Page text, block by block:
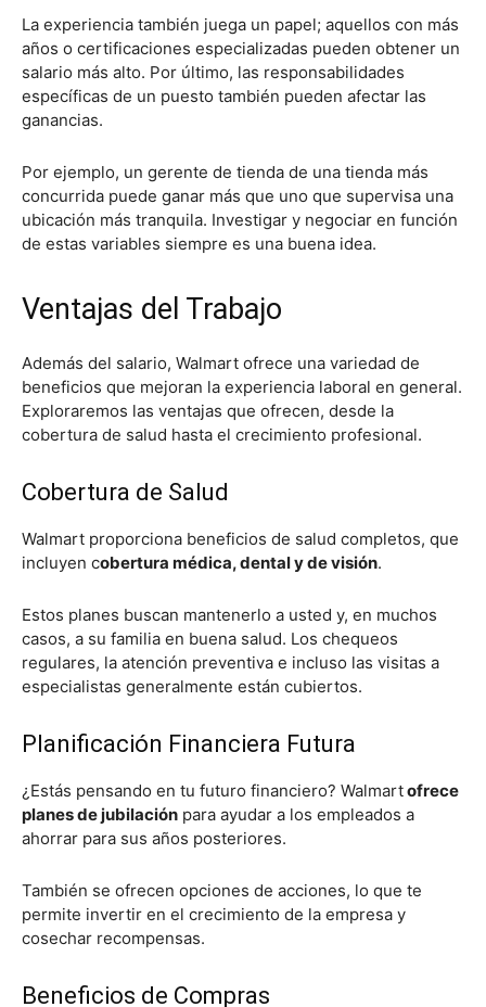
La experiencia también juega un papel; aquellos con más
años o certificaciones especializadas pueden obtener un
salario más alto. Por último, las responsabilidades
específicas de un puesto también pueden afectar las
ganancias.
Por ejemplo, un gerente de tienda de una tienda más
concurrida puede ganar más que uno que supervisa una
ubicación más tranquila. Investigar y negociar en función
de estas variables siempre es una buena idea.
Ventajas del Trabajo
Además del salario, Walmart ofrece una variedad de
beneficios que mejoran la experiencia laboral en general.
Exploraremos las ventajas que ofrecen, desde la
cobertura de salud hasta el crecimiento profesional.
Cobertura de Salud
Walmart proporciona beneficios de salud completos, que
incluyen cobertura médica, dental y de visión.
Estos planes buscan mantenerlo a usted y, en muchos
casos, a su familia en buena salud. Los chequeos
regulares, la atención preventiva e incluso las visitas a
especialistas generalmente están cubiertos.
Planificación Financiera Futura
¿Estás pensando en tu futuro financiero? Walmartofrece
planes de jubilación para ayudar a los empleados a
ahorrar para sus años posteriores.
También se ofrecen opciones de acciones, lo que te
permite invertir en el crecimiento de la empresa y
cosechar recompensas.
Beneficios de Compras